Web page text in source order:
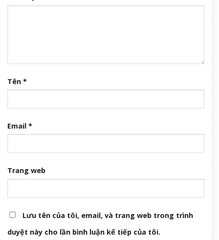
Tên *
Email *
Trang web
Lưu tên của tôi, email, và trang web trong trình
duyệt này cho lần bình luận kế tiếp của tôi.